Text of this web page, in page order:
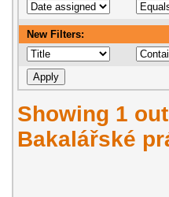
New Filters:
Showing 1
Bakalářské